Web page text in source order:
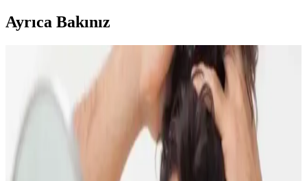
Ayrıca Bakınız
Doğal Denge ve Güzellik Arasındaki Bağlantı:
Güncel Trendler ve Doğal Bakım Yöntemleri
Doğal dengeyi koruma ve güzelliği destekleme yöntemleri, organik
ürünler ve yaşam tarzı alışkanlıklarıyla sağlanıyor. Güncel trendler
ve bilimsel araştırmalar, doğallığın güzellikteki önemini vurguluyor.
Doğal ve Organik El Temizleme Sabunları: Güvenli
ve Çevre Dostu Temizlik Seçenekleri